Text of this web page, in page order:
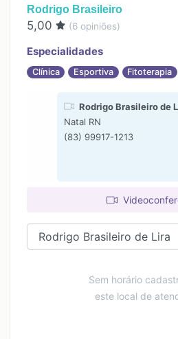
Rodrigo Brasileiro
5,00 (6 opiniões)
Especialidades
Clínica Esportiva Fitoterapia
Rodrigo Brasileiro de
Natal RN
(83) 99917-1213
Sem horário
este local de